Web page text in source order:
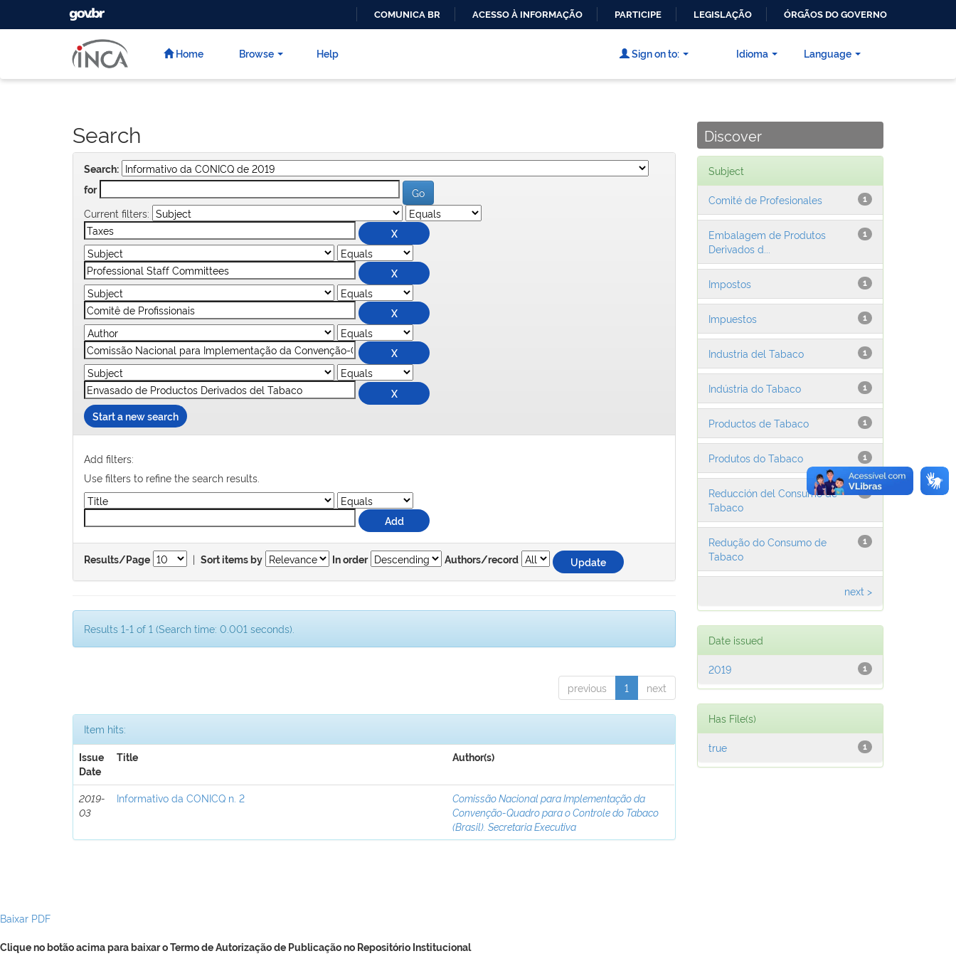
CONTEÚDO
GOVBR
COMUNICA BR ACESSO À INFORMAÇÃO PARTICIPE LEGISLAÇÃO ÓRGÃOS DO GOVERNO
Home Browse Help Language
Sign on to: Idioma
Search
Search:
for
Current filters:
Start a new search
Add filters:
Use filters to refine the search results.
Results/Page | Sort items by In order Authors/record
Results 1-1 of 1 (Search time: 0.001 seconds).
previous 1 next
Item hits:
Issue
Date
Title Author(s)
2019-
03
Informativo da CONICQ n. 2
Comissão Nacional para Implementação da
Convenção-Quadro para o Controle do Tabaco
(Brasil). Secretaria Executiva
Discover
Subject
1
Comité de Profesionales
1
Embalagem de Produtos
Derivados d...
1
Impostos
1
Impuestos
1
Industria del Tabaco
1
Indústria do Tabaco
1
Productos de Tabaco
1
Produtos do Tabaco
1
Reducción del Consumo de
Tabaco
1
Redução do Consumo de
Tabaco
next >
Date issued
1
2019
Has File(s)
1
true
Baixar PDF
Clique no botão acima para baixar o Termo de Autorização de Publicação no Repositório Institucional